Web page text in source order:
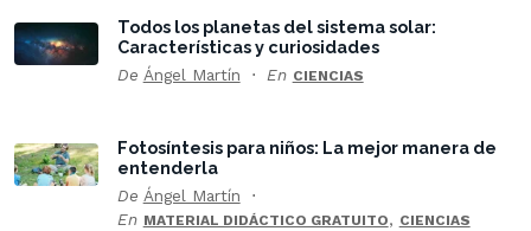
Todos los planetas del sistema solar:
Características y curiosidades
De Ángel Martín En CIENCIAS
Fotosíntesis para niños: La mejor manera de
entenderla
De Ángel Martín
En MATERIAL DIDÁCTICO GRATUITO, CIENCIAS